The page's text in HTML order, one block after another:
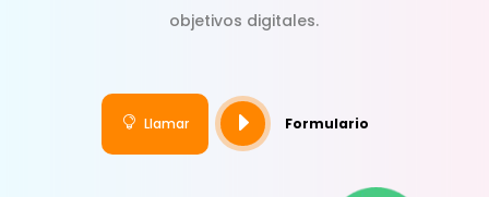
objetivos digitales.
 Llamar E Formulario